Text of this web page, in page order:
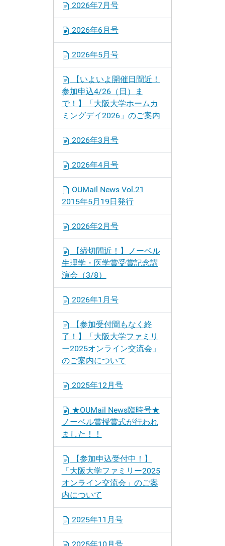
2026年7月号
2026年6月号
2026年5月号
【いよいよ開催日間近！
参加申込4/26（日）ま
で！】「大阪大学ホームカ
ミングデイ2026」のご案内
2026年3月号
2026年4月号
OUMail News Vol.21
2015年5月19日発行
2026年2月号
【締切間近！】ノーベル
生理学・医学賞受賞記念講
演会（3/8）
2026年1月号
【参加受付間もなく終
了！】「大阪大学ファミリ
ー2025オンライン交流会」
のご案内について
2025年12月号
★OUMail News臨時号★
ノーベル賞授賞式が行われ
ました！！
【参加申込受付中！】
「大阪大学ファミリー2025
オンライン交流会」のご案
内について
2025年11月号